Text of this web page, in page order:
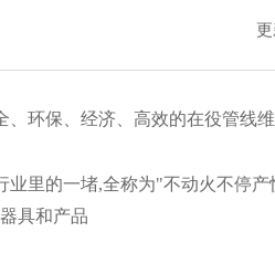
保、经济、高效的在役管线维
的一堵,全称为"不动火不停产
具和产品